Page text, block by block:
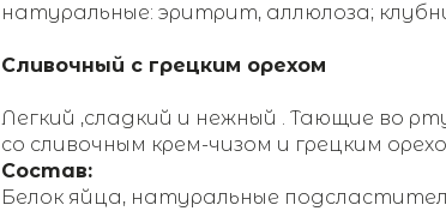
натуральные: эритрит, аллюлоза;
Сливочный с грецким орехом
Легкий ,сладкий и нежный . Тающие во
со сливочным крем-чизом и грецким
Состав:
Белок яйца, натуральные